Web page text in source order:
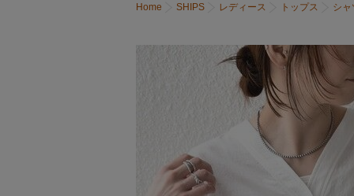
Home SHIPS レディース トップス シ